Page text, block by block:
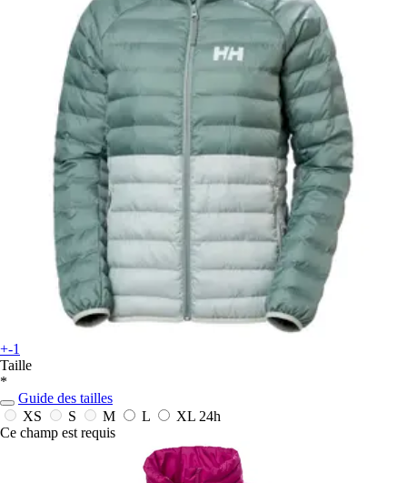
+-1
Taille
*
Guide des tailles
XS
S M L XL 24h
Ce champ est requis